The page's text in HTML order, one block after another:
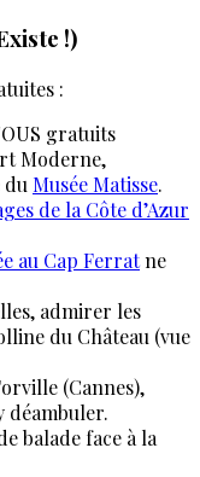
!)
:
gratuits
Moderne,
Musée Matisse.
de la Côte d’Azur
au Cap Ferratne
admirer les
du Château (vue
(Cannes),
déambuler.
balade face à la